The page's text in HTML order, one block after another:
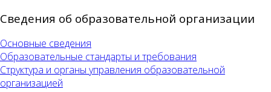
Сведения об образовательной организации
Основные сведения
Образовательные стандарты и требования
Структура и органы управления образовательной
организацией